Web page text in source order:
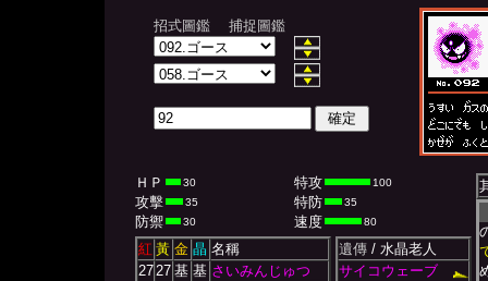
招式圖鑑 捕捉圖鑑
ＨＰ 30 特攻 100
攻擊 35 特防 35
防禦 30 速度 80
紅 黃 金 晶 名稱
2727 基 基 さいみんじゅつ
遺傳/ 水晶老人
サイコウェーブ